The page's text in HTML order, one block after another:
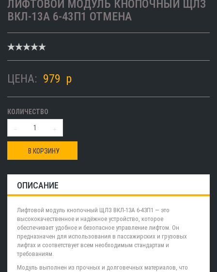
ЛИФТОВОЙ МОДУЛЬ КНОПОЧНЫЙ ЩЛЗ
ВКЛ-13А 6-43П1 ОТМЕНА
ЦЕНА: 979 p
КОЛИЧЕСТВО
В КОРЗИНУ
ОПИСАНИЕ
Лифтовой модуль кнопочный ЩЛЗ ВКЛ-13А 6-43П1 — это
высококачественное и надёжное устройство, которое
обеспечивает удобное и безопасное управление лифтом. Он
предназначен для использования в пассажирских и грузовых
лифтах и соответствует всем необходимым стандартам и
требованиям.
Модуль выполнен из прочных и долговечных материалов, что